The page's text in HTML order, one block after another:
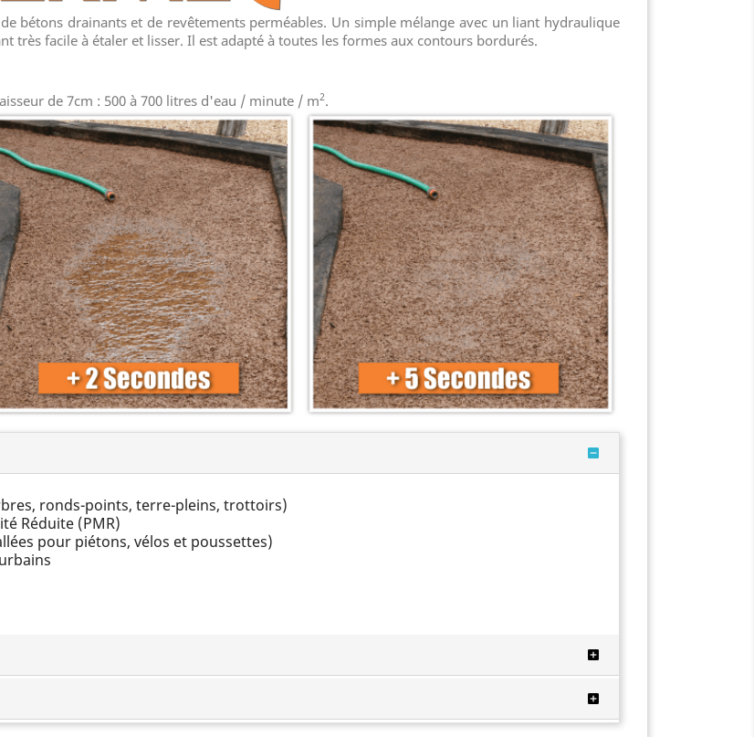
bétons drainants et de revêtements perméables. Un simple mélange avec un liant hydraulique
très facile à étaler et lisser. Il est adapté à toutes les formes aux contours bordurés.
de 7cm : 500 à 700 litres d'eau / minute / m2.
ronds-points, terre-pleins, trottoirs)
Réduite (PMR)
pour piétons, vélos et poussettes)